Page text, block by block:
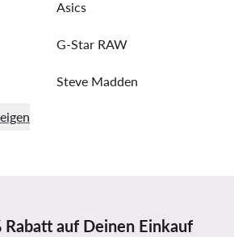
Asics
G-Star RAW
Steve Madden
auf Deinen Einkauf